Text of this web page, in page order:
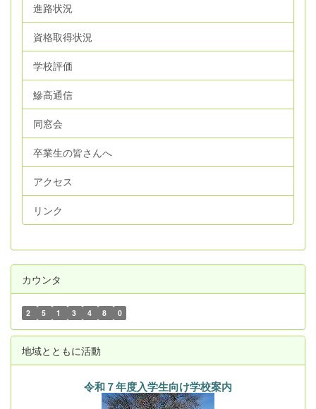
進路状況
資格取得状況
学校評価
鰺高通信
同窓会
卒業生の皆さんへ
アクセス
リンク
カウンタ
2 5 1 3 4 8 0
地域とともに活動
令和７年度入学生向け学校案内